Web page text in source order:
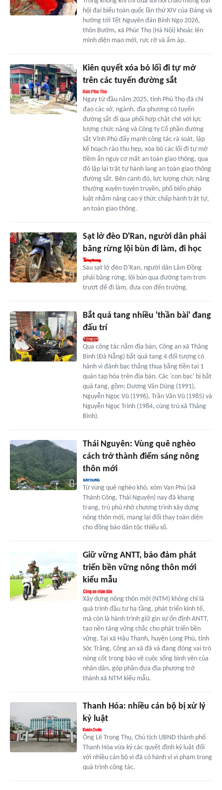
hội đại biểu toàn quốc lần thứ XIV của Đảng và
hướng tới Tết Nguyên đán Bính Ngọ 2026,
thôn Bướm, xã Phúc Thọ (Hà Nội) khoác lên
mình diện mạo mới, rực rỡ và ấm áp.
Kiên quyết xóa bỏ lối đi tự mở
trên các tuyến đường sắt
Ngay từ đầu năm 2025, tỉnh Phú Thọ đã chỉ
đạo các sở, ngành, địa phương có tuyến
đường sắt đi qua phối hợp chặt chẽ với lực
lượng chức năng và Công ty Cổ phần đường
sắt Vĩnh Phú đẩy mạnh công tác rà soát, lập
kế hoạch rào thu hẹp, xóa bỏ các lối đi tự mở
tiềm ẩn nguy cơ mất an toàn giao thông, qua
đó lập lại trật tự hành lang an toàn giao thông
đường sắt. Bên cạnh đó, lực lượng chức năng
thường xuyên tuyên truyền, phổ biến pháp
luật nhằm nâng cao ý thức chấp hành trật tự,
an toàn giao thông.
Sạt lở đèo D'Ran, người dân phải
băng rừng lội bùn đi làm, đi học
Sau sạt lở đèo D'Ran, người dân Lâm Đồng
phải băng rừng, lội bùn qua đường tạm trơn
trượt để đi làm, đưa con đến trường.
Bắt quả tang nhiều 'thần bài' đang
đấu trí
Qua công tác nắm địa bàn, Công an xã Thăng
Bình (Đà Nẵng) bắt quả tang 4 đối tượng có
hành vi đánh bạc thắng thua bằng tiền tại 1
quán tạp hóa trên địa bàn. Các 'con bạc' bị bắt
quả tang, gồm: Dương Văn Dũng (1991),
Nguyễn Ngọc Vũ (1996), Trần Văn Vũ (1985) và
Nguyễn Ngọc Trinh (1984, cùng trú xã Thăng
Bình).
Thái Nguyên: Vùng quê nghèo
cách trở thành điểm sáng nông
thôn mới
Từ vùng quê nghèo khó, xóm Vạn Phú (xã
Thành Công, Thái Nguyên) nay đã khang
trang, trù phú nhờ chương trình xây dựng
nông thôn mới, mang lại đổi thay toàn diện
cho đồng bào dân tộc thiểu số.
Giữ vững ANTT, bảo đảm phát
triển bền vững nông thôn mới
kiểu mẫu
Xây dựng nông thôn mới (NTM) không chỉ là
quá trình đầu tư hạ tầng, phát triển kinh tế,
mà còn là hành trình giữ gìn sự ổn định ANTT,
tạo nền tảng vững chắc cho phát triển bền
vững. Tại xã Hậu Thạnh, huyện Long Phú, tỉnh
Sóc Trăng, Công an xã đã và đang đóng vai trò
nòng cốt trong bảo vệ cuộc sống bình yên của
nhân dân, góp phần đưa địa phương trở
thành xã NTM kiểu mẫu.
Thanh Hóa: nhiều cán bộ bị xử lý
kỷ luật
Ông Lê Trọng Thụ, Chủ tịch UBND thành phố
Thanh Hóa vừa ký các quyết định kỷ luật đối
với nhiều cán bộ vì đã có hành vi vi phạm trong
quá trình công tác.